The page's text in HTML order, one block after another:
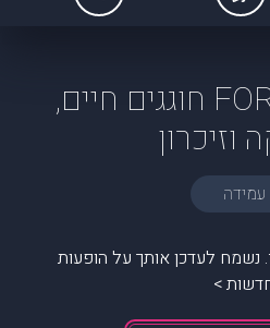
FOREVER KIDO חוגגים חיים,
וזיכרון
עמידה
נשמח לעדכן אותך על הופעות
>